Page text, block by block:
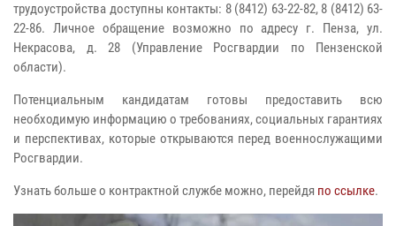
трудоустройства доступны контакты: 8 (8412) 63-22-82, 8 (8412) 63-
22-86. Личное обращение возможно по адресу г. Пенза, ул.
Некрасова, д. 28 (Управление Росгвардии по Пензенской
области).
Потенциальным кандидатам готовы предоставить всю
необходимую информацию о требованиях, социальных гарантиях
и перспективах, которые открываются перед военнослужащими
Росгвардии.
Узнать больше о контрактной службе можно, перейдя по ссылке.